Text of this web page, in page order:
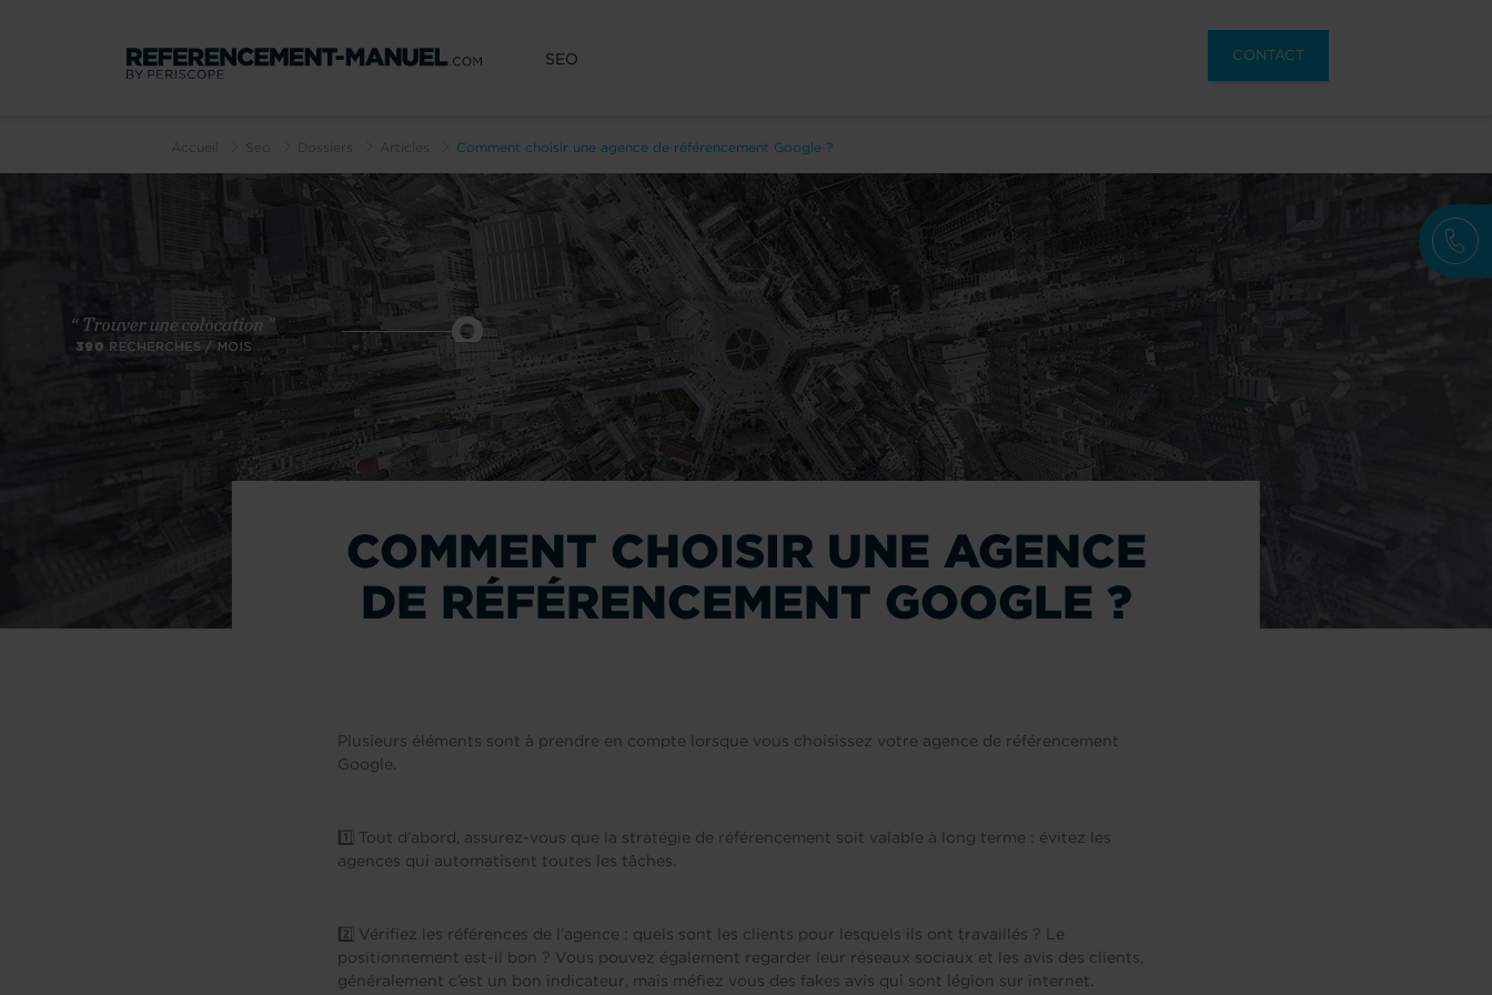
SEO CONTACT
Accueil Dossiers Articles Comment choisir une agence de référencement Google ?
COMMENT CHOISIR UNE AGENCE
DE RÉFÉRENCEMENT GOOGLE ?
Plusieurs éléments sont à prendre en compte lorsque vous choisissez votre agence de référencement
Google.
1️⃣ Tout d’abord, assurez-vous que la stratégie de référencement soit valable à long terme : évitez les
agences qui automatisent toutes les tâches.
2️⃣ Vérifiez les références de l’agence : quels sont les clients pour lesquels ils ont travaillés ? Le
positionnement est-il bon ? Vous pouvez également regarder leur réseaux sociaux et les avis des clients,
généralement c’est un bon indicateur, mais méfiez vous des fakes avis qui sont légion sur internet.